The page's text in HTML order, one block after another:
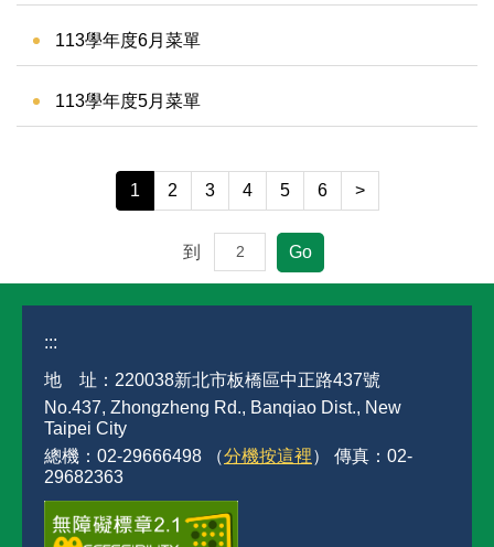
113學年度6月菜單
113學年度5月菜單
1 2 3 4 5 6 >
到 Go
:::
地 址：220038新北市板橋區中正路437號
No.437, Zhongzheng Rd., Banqiao Dist., New
Taipei City
總機：02-29666498 （分機按這裡） 傳真：02-
29682363